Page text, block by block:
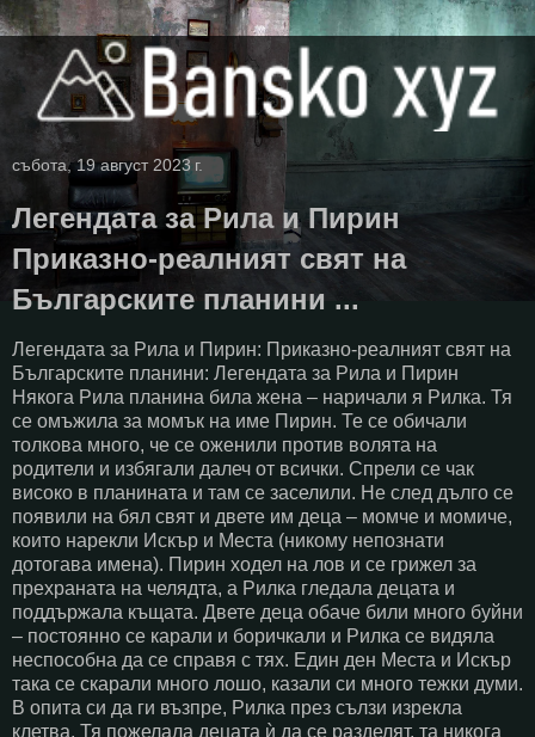
събота, 19 август 2023 г.
Легендата за Рила и Пирин
Приказно-реалният свят на
Българските планини ...
Легендата за Рила и Пирин: Приказно-реалният свят на
Българските планини: Легендата за Рила и Пирин
Някога Рила планина била жена – наричали я Рилка. Тя
се омъжила за момък на име Пирин. Те се обичали
толкова много, че се оженили против волята на
родители и избягали далеч от всички. Спрели се чак
високо в планината и там се заселили. Не след дълго се
появили на бял свят и двете им деца – момче и момиче,
които нарекли Искър и Места (никому непознати
дотогава имена). Пирин ходел на лов и се грижел за
прехраната на челядта, а Рилка гледала децата и
поддържала къщата. Двете деца обаче били много буйни
– постоянно се карали и боричкали и Рилка се видяла
неспособна да се справя с тях. Един ден Места и Искър
така се скарали много лошо, казали си много тежки думи.
В опита си да ги възпре, Рилка през сълзи изрекла
клетва. Тя пожелала децата ѝ да се разделят, та никога